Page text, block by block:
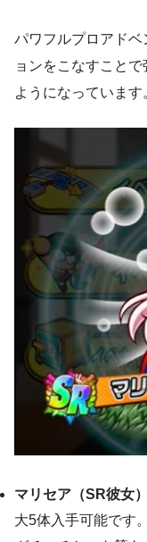
パワフルプロアド
ョンをこなすこと
ようになっています
マリセア（SR彼女）
大5体入手可能です